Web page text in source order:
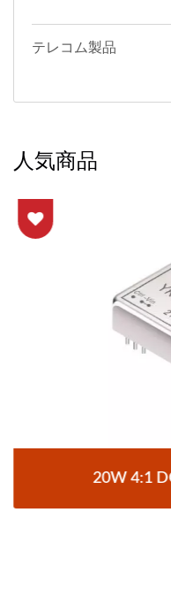
テレコム製品
人気商品
20W 4:1